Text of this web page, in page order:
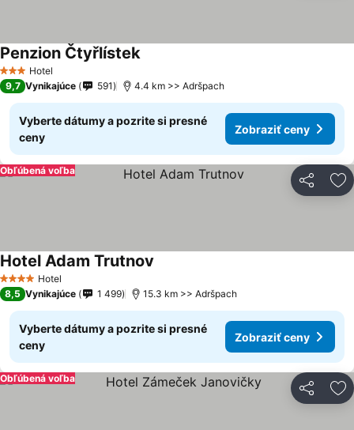
3 Počet hviezdičiek
Hotel
Penzion Čtyřlístek
9,7 Vynikajúce 591 4.4 km >> Adršpach
Vyberte dátumy a pozrite si presné
ceny
Zobraziť ceny
Zdieľať
Obľúbená voľba
4 Počet hviezdičiek
Hotel
Hotel Adam Trutnov
8,5 Vynikajúce 1 499 15.3 km >> Adršpach
Vyberte dátumy a pozrite si presné
ceny
Zobraziť ceny
Zdieľať
Obľúbená voľba